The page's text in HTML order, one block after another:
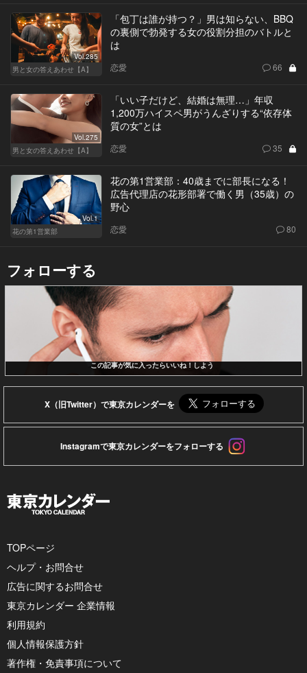
Vol.285
男と女の答えあわせ【A】
「包丁は誰が持つ？」男は知らない、BBQ
の裏側で勃発する女の役割分担のバトルと
は
恋愛 66
Vol.275
男と女の答えあわせ【A】
「いい子だけど、結婚は無理…」年収
1,200万ハイスペ男がうんざりする“依存体
質の女”とは
恋愛 35
Vol.1
花の第1営業部
花の第1営業部：40歳までに部長になる！
広告代理店の花形部署で働く男（35歳）の
野心
恋愛 80
フォローする
この記事が気に入ったらいいね！しよう
X（旧Twitter）で東京カレンダーを
Instagramで東京カレンダーをフォローする
TOPページ
ヘルプ・お問合せ
広告に関するお問合せ
東京カレンダー 企業情報
利用規約
個人情報保護方針
著作権・免責事項について